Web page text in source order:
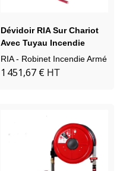
Dévidoir RIA Sur Chariot
Avec Tuyau Incendie
RIA - Robinet Incendie Armé
1 451,67 € HT